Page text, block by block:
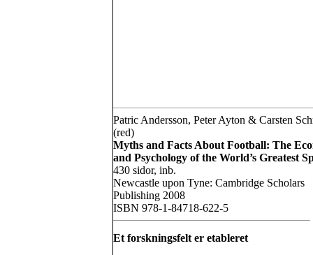
Patric Andersson, Peter Ayton & Carsten
(red)
Myths and Facts About Football: The
and Psychology of the World’s Greatest
430 sidor, inb.
Newcastle upon Tyne: Cambridge Scholars
Publishing 2008
ISBN 978-1-84718-622-5
Et forskningsfelt er etableret